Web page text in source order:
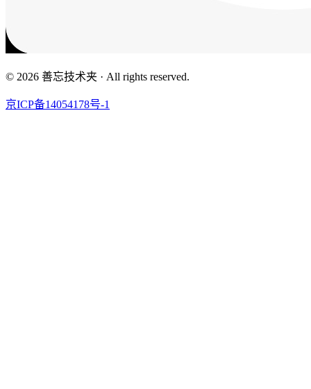
© 2026 善忘技术夹 · All rights reserved.
京ICP备14054178号-1